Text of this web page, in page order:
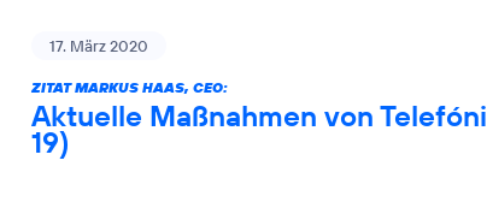
17. März 2020
ZITAT MARKUS HAAS, CEO:
Aktuelle Maßnahmen von
19)